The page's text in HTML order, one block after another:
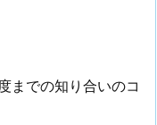
までの知り合いのコ